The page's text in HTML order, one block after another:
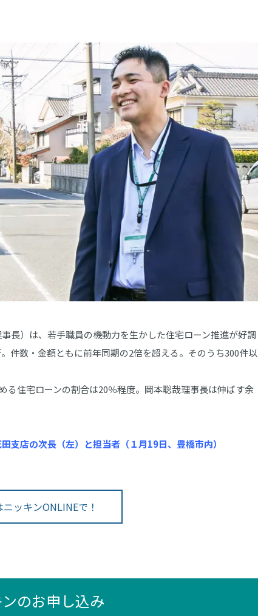
長）は、若手職員の機動力を生かした住宅ローン推進が好調
件数・金額ともに前年同期の2倍を超える。そのうち300件以
住宅ローンの割合は20％程度。岡本聡哉理事長は伸ばす余
支店の次長（左）と担当者（１月19日、豊橋市内）
ッキンONLINEで！
のお申し込み